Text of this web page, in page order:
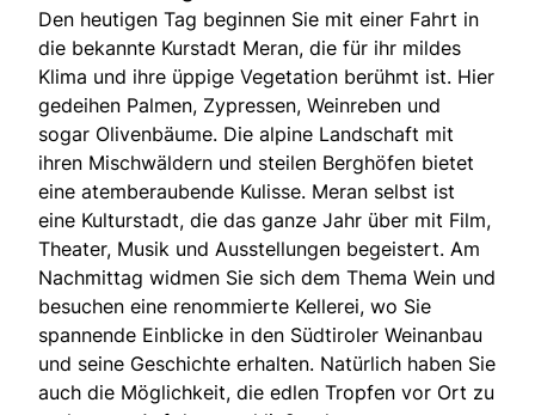
Den heutigen Tag beginnen Sie mit einer Fahrt in
die bekannte Kurstadt Meran, die für ihr mildes
Klima und ihre üppige Vegetation berühmt ist. Hier
gedeihen Palmen, Zypressen, Weinreben und
sogar Olivenbäume. Die alpine Landschaft mit
ihren Mischwäldern und steilen Berghöfen bietet
eine atemberaubende Kulisse. Meran selbst ist
eine Kulturstadt, die das ganze Jahr über mit Film,
Theater, Musik und Ausstellungen begeistert. Am
Nachmittag widmen Sie sich dem Thema Wein und
besuchen eine renommierte Kellerei, wo Sie
spannende Einblicke in den Südtiroler Weinanbau
und seine Geschichte erhalten. Natürlich haben Sie
auch die Möglichkeit, die edlen Tropfen vor Ort zu